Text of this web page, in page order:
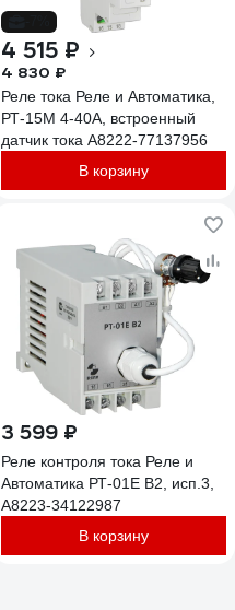
4 515 ₽
4 830 ₽
Реле тока Реле и Автоматика,
РТ-15М 4-40А, встроенный
датчик тока A8222-77137956
В корзину
3 599 ₽
Реле контроля тока Реле и
Автоматика РТ-01Е В2, исп.3,
A8223-34122987
В корзину